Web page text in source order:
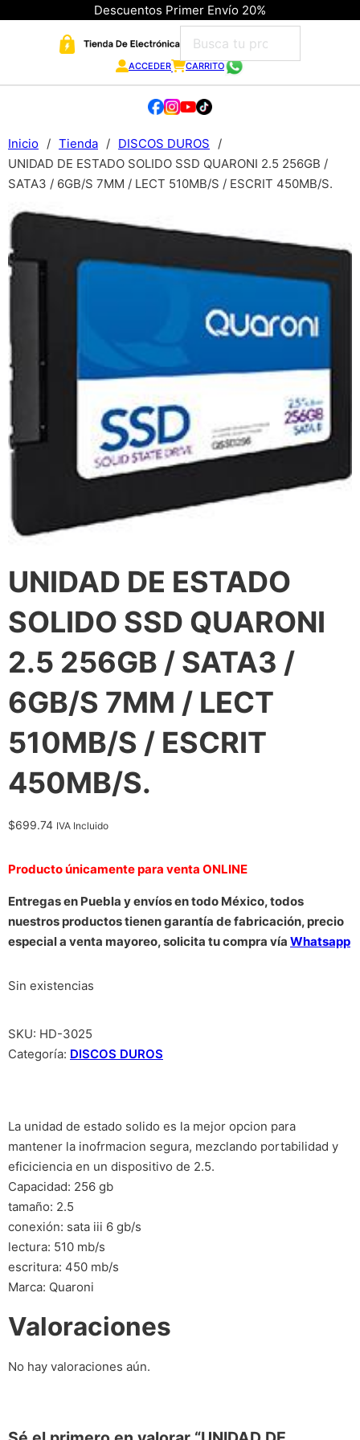
Descuentos Primer Envío 20%
ACCEDER CARRITO
Inicio / Tienda / DISCOS DUROS
/
UNIDAD DE ESTADO SOLIDO SSD QUARONI 2.5 256GB /
SATA3 / 6GB/S 7MM / LECT 510MB/S / ESCRIT 450MB/S.
UNIDAD DE ESTADO
SOLIDO SSD QUARONI
2.5 256GB / SATA3 /
6GB/S 7MM / LECT
510MB/S / ESCRIT
450MB/S.
$699.74 IVA Incluido
Producto únicamente para venta ONLINE
Entregas en Puebla y envíos en todo México, todos
nuestros productos tienen garantía de fabricación, precio
especial a venta mayoreo, solicita tu compra vía Whatsapp
Sin existencias
SKU: HD-3025
Categoría: DISCOS DUROS
La unidad de estado solido es la mejor opcion para
mantener la inofrmacion segura, mezclando portabilidad y
eficiciencia en un dispositivo de 2.5.
Capacidad: 256 gb
tamaño: 2.5
conexión: sata iii 6 gb/s
lectura: 510 mb/s
escritura: 450 mb/s
Marca: Quaroni
Valoraciones
No hay valoraciones aún.